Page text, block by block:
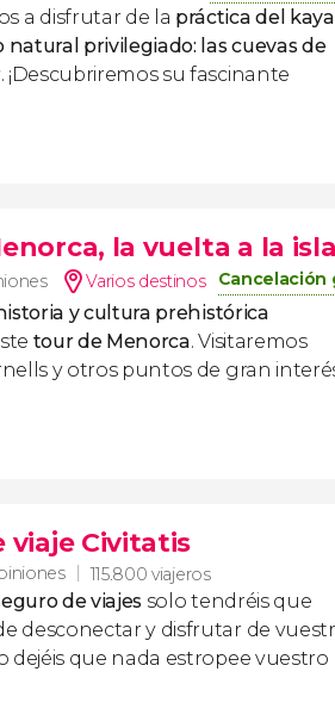
a disfrutar de la práctica del
privilegiado: lascuevas de
. ¡Descubriremos su fascinante
la vuelta a la isla
Varios destinos Cancelación
y cultura prehistórica
tour de Menorca. Visitaremos
y otros puntos de gran
viaje Civitatis
115.800 viajeros
de viajes solo tendréis que
desconectar y disfrutar de
dejéis que nada estropee vuestro